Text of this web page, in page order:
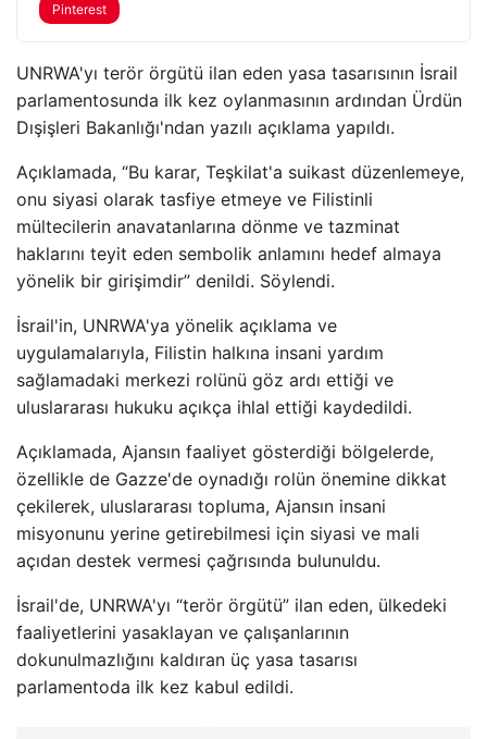
Pinterest
UNRWA'yı terör örgütü ilan eden yasa tasarısının İsrail
parlamentosunda ilk kez oylanmasının ardından Ürdün
Dışişleri Bakanlığı'ndan yazılı açıklama yapıldı.
Açıklamada, “Bu karar, Teşkilat'a suikast düzenlemeye,
onu siyasi olarak tasfiye etmeye ve Filistinli
mültecilerin anavatanlarına dönme ve tazminat
haklarını teyit eden sembolik anlamını hedef almaya
yönelik bir girişimdir” denildi. Söylendi.
İsrail'in, UNRWA'ya yönelik açıklama ve
uygulamalarıyla, Filistin halkına insani yardım
sağlamadaki merkezi rolünü göz ardı ettiği ve
uluslararası hukuku açıkça ihlal ettiği kaydedildi.
Açıklamada, Ajansın faaliyet gösterdiği bölgelerde,
özellikle de Gazze'de oynadığı rolün önemine dikkat
çekilerek, uluslararası topluma, Ajansın insani
misyonunu yerine getirebilmesi için siyasi ve mali
açıdan destek vermesi çağrısında bulunuldu.
İsrail'de, UNRWA'yı “terör örgütü” ilan eden, ülkedeki
faaliyetlerini yasaklayan ve çalışanlarının
dokunulmazlığını kaldıran üç yasa tasarısı
parlamentoda ilk kez kabul edildi.